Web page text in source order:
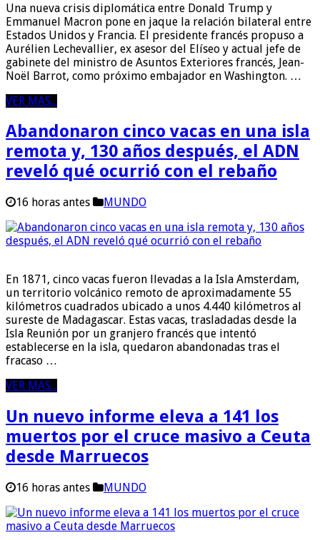
Una nueva crisis diplomática entre Donald Trump y
Emmanuel Macron pone en jaque la relación bilateral entre
Estados Unidos y Francia. El presidente francés propuso a
Aurélien Lechevallier, ex asesor del Elíseo y actual jefe de
gabinete del ministro de Asuntos Exteriores francés, Jean-
Noël Barrot, como próximo embajador en Washington. …
VER MAS...
Abandonaron cinco vacas en una isla
remota y, 130 años después, el ADN
reveló qué ocurrió con el rebaño
16 horas antes MUNDO
En 1871, cinco vacas fueron llevadas a la Isla Amsterdam,
un territorio volcánico remoto de aproximadamente 55
kilómetros cuadrados ubicado a unos 4.440 kilómetros al
sureste de Madagascar. Estas vacas, trasladadas desde la
Isla Reunión por un granjero francés que intentó
establecerse en la isla, quedaron abandonadas tras el
fracaso …
VER MAS...
Un nuevo informe eleva a 141 los
muertos por el cruce masivo a Ceuta
desde Marruecos
16 horas antes MUNDO